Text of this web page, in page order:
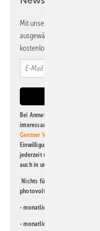
Mit unserem Newsletter
ausgewählte Informationen
kostenlos direkt ins Postfach.
Bei Anmeldung zu diesem
interessante Verlags- und
Gentner Verlag GmbH & Co. KG
Einwilligung kann ich jederzeit
jederzeit möglich.
auch in unserer
Nichts für Sie dabei? Dann
photovoltaik-Newsletter!
- monatlicher
- monatlicher